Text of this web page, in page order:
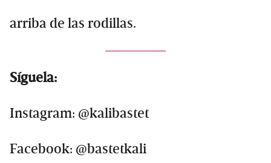
arriba de las rodillas.
Síguela:
Instagram: @kalibastet
Facebook: @bastetkali